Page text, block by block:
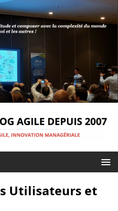
Utilisateurs et